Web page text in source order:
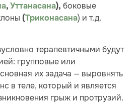
, Уттанасана), боковые
(Триконасана) и т.д.
терапевтичными будут
групповые или
их задача — выровнять
в теле, который и является
грыж и протрузий.